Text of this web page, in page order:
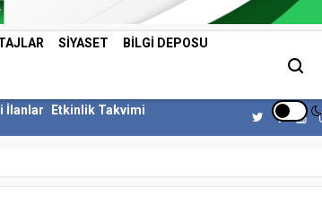
SIYASET BILGI DEPOSU
İlanlar
Etkinlik Takvimi